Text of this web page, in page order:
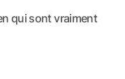
qui sont vraiment